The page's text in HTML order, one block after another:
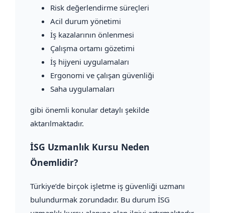
Risk değerlendirme süreçleri
Acil durum yönetimi
İş kazalarının önlenmesi
Çalışma ortamı gözetimi
İş hijyeni uygulamaları
Ergonomi ve çalışan güvenliği
Saha uygulamaları
gibi önemli konular detaylı şekilde
aktarılmaktadır.
İSG Uzmanlık Kursu Neden
Önemlidir?
Türkiye’de birçok işletme iş güvenliği uzmanı
bulundurmak zorundadır. Bu durum İSG